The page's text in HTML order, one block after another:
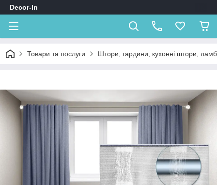
Decor-In
Товари та послуги Штори, гардини, кухонні штори,